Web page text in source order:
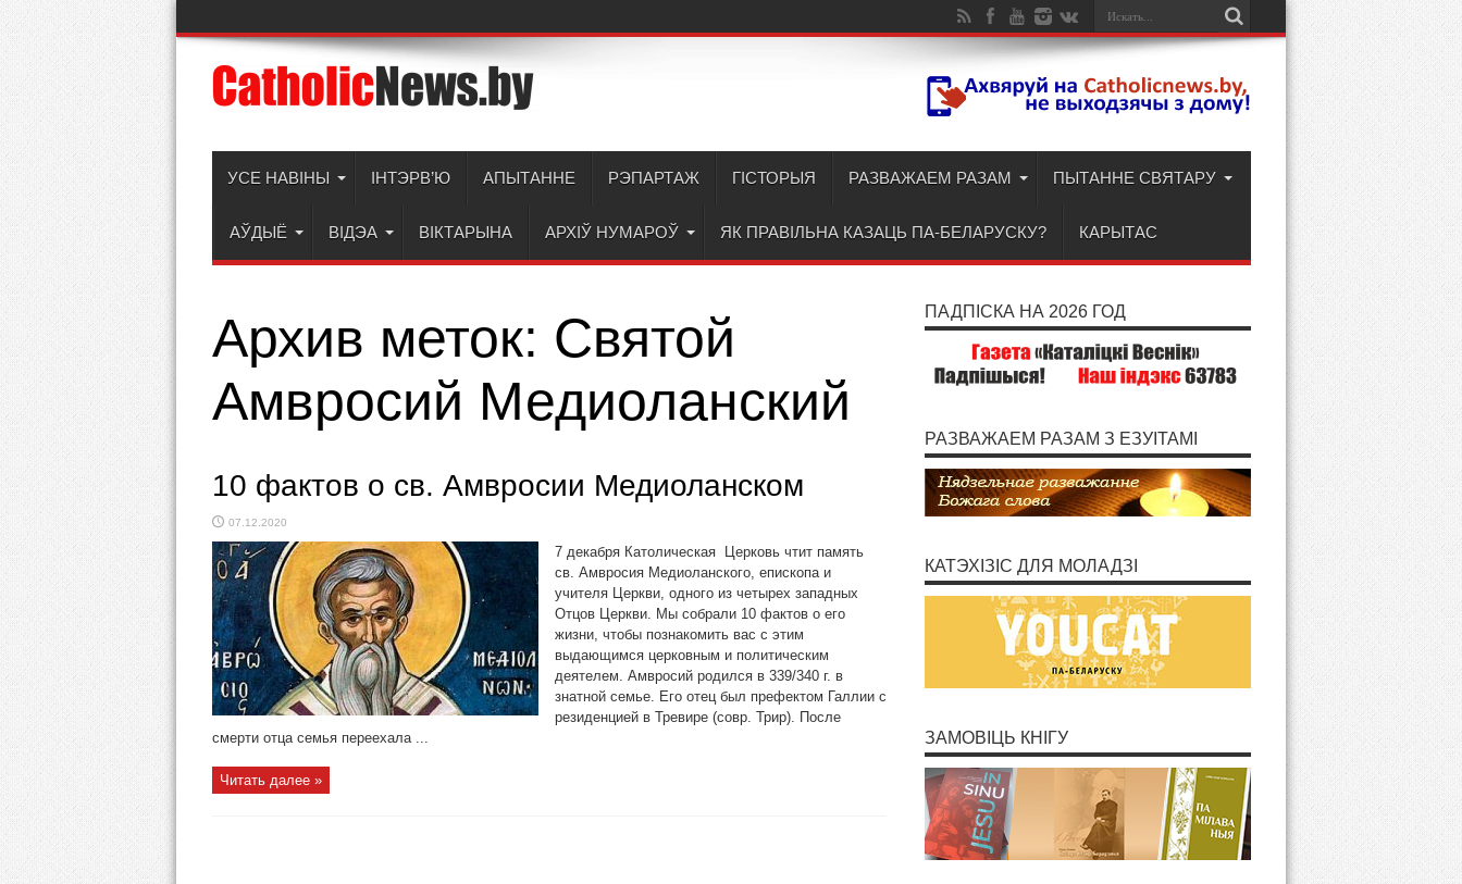
УСЕ НАВІНЫ ІНТЭРВ’Ю АПЫТАННЕ РЭПАРТАЖ ГІСТОРЫЯ РАЗВАЖАЕМ РАЗАМ ПЫТАННЕ СВЯТАРУ
АЎДЫЁ ВІДЭА ВІКТАРЫНА АРХІЎ НУМАРОЎ ЯК ПРАВІЛЬНА КАЗАЦЬ ПА-БЕЛАРУСКУ? КАРЫТАС
Архив меток: Святой
Амвросий Медиоланский
10 фактов о св. Амвросии Медиоланском
07.12.2020
7 декабря Католическая Церковь чтит память
св. Амвросия Медиоланского, епископа и
учителя Церкви, одного из четырех западных
Отцов Церкви. Мы собрали 10 фактов о его
жизни, чтобы познакомить вас с этим
выдающимся церковным и политическим
деятелем. Амвросий родился в 339/340 г. в
знатной семье. Его отец был префектом Галлии с
резиденцией в Тревире (совр. Трир). После
смерти отца семья переехала ...
Читать далее »
ПАДПІСКА НА 2026 ГОД
РАЗВАЖАЕМ РАЗАМ З ЕЗУІТАМІ
КАТЭХІЗІС ДЛЯ МОЛАДЗІ
ЗАМОВІЦЬ КНІГУ